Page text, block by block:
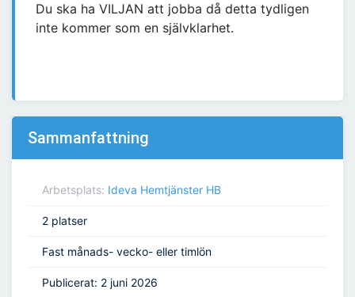
Du ska ha VILJAN att jobba då detta tydligen
inte kommer som en självklarhet.
Sammanfattning
Arbetsplats: Ideva Hemtjänster HB
2 platser
Fast månads- vecko- eller timlön
Publicerat: 2 juni 2026